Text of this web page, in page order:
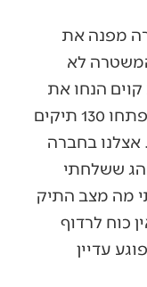
מפנה את
לא
הנחו את
הנהגים להתלונן על כל תקיפה. נפתחו 130 תיקים
אצלנו בחברה
ששלחתי
מה מצב התיק
כוח לרדוף
עדיין